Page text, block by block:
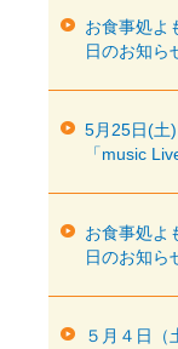
お食事処よ
日のお知ら
5月25日(土
「music
お食事処よ
日のお知ら
５月４日（